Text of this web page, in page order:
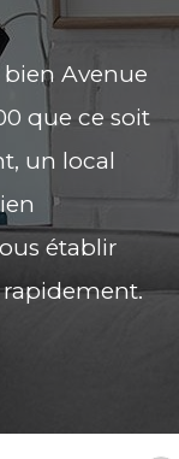
Avenue
que ce soit
un local
établir